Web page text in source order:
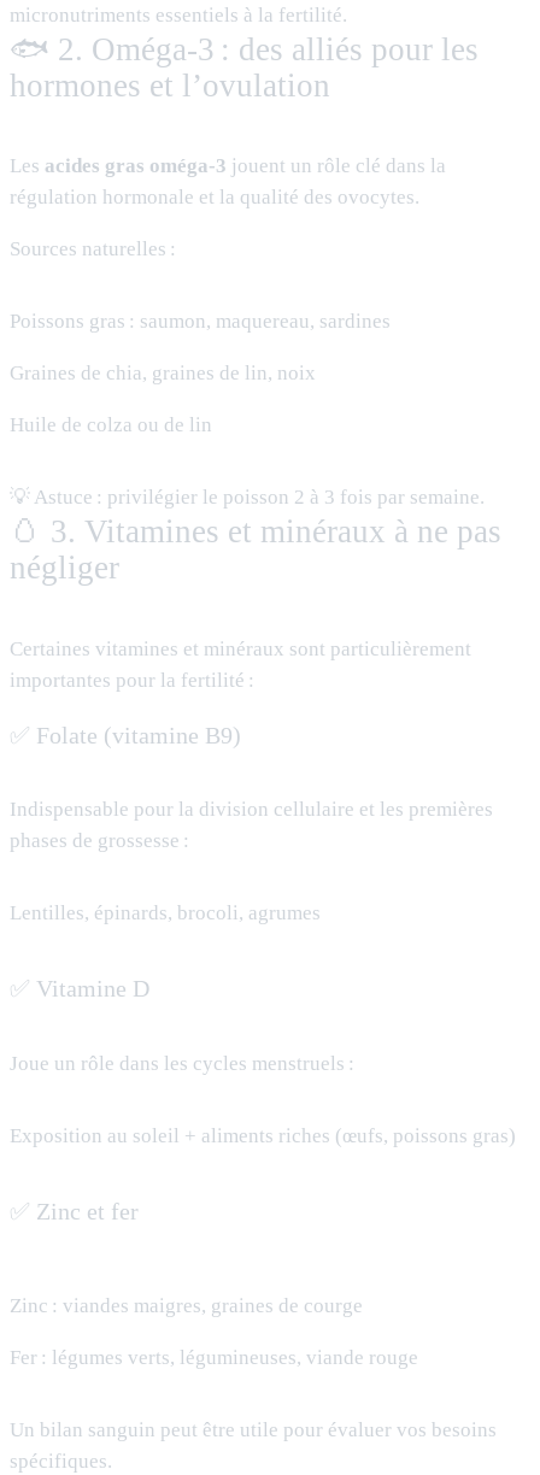
micronutriments essentiels à la fertilité.
🐟 2. Oméga-3 : des alliés pour les
hormones et l’ovulation
Les acides gras oméga-3 jouent un rôle clé dans la
régulation hormonale et la qualité des ovocytes.
Sources naturelles :
Poissons gras : saumon, maquereau, sardines
Graines de chia, graines de lin, noix
Huile de colza ou de lin
💡 Astuce : privilégier le poisson 2 à 3 fois par semaine.
🥚 3. Vitamines et minéraux à ne pas
négliger
Certaines vitamines et minéraux sont particulièrement
importantes pour la fertilité :
✅ Folate (vitamine B9)
Indispensable pour la division cellulaire et les premières
phases de grossesse :
Lentilles, épinards, brocoli, agrumes
✅ Vitamine D
Joue un rôle dans les cycles menstruels :
Exposition au soleil + aliments riches (œufs, poissons gras)
✅ Zinc et fer
Zinc : viandes maigres, graines de courge
Fer : légumes verts, légumineuses, viande rouge
Un bilan sanguin peut être utile pour évaluer vos besoins
spécifiques.